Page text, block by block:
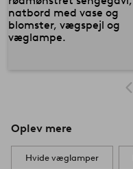
Oplev mere
Hvide væglamper